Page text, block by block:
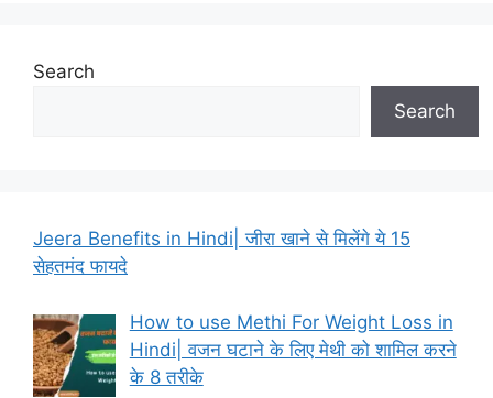
Search
Search
Jeera Benefits in Hindi| जीरा खाने से मिलेंगे ये 15
सेहतमंद फायदे
How to use Methi For Weight Loss in
Hindi| वजन घटाने के लिए मेथी को शामिल करने
के 8 तरीके